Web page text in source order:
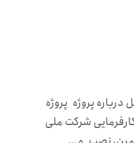
درباره پروژه پروژه
شرکت ملی